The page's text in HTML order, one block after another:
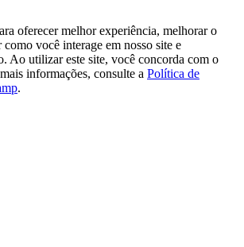
oferecer melhor experiência, melhorar o
como você interage em nosso site e
Ao utilizar este site, você concorda com o
informações, consulte a Política de
.